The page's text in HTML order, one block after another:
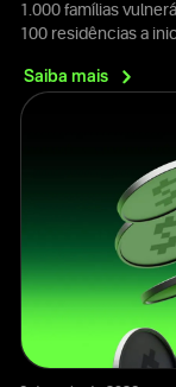
1.000 famílias
100 residências a
Saiba mais